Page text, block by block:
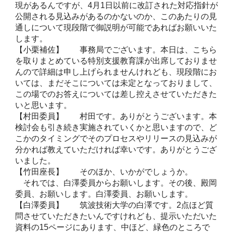
現があるんですが、4月1日以前に改訂された対応指針が
公開される見込みがあるのかないのか、このあたりの見
通しについて現段階で御説明が可能であればお願いいた
します。
【小栗補佐】 事務局でございます。本日は、こちら
を取りまとめている特別支援教育課が出席しておりませ
んので詳細は申し上げられませんけれども、現段階にお
いては、まだそこについては未定となっておりまして、
この場でのお答えについては差し控えさせていただきた
いと思います。
【村田委員】 村田です。ありがとうございます。本
検討会も引き続き実施されていくかと思いますので、ど
こかのタイミングでそのプロセスやリリースの見込みが
分かれば教えていただければ幸いです。ありがとうござ
いました。
【竹田座長】 そのほか、いかがでしょうか。
それでは、白澤委員からお願いします。その後、殿岡
委員、お願いします。白澤委員、お願いします。
【白澤委員】 筑波技術大学の白澤です。2点ほど質
問させていただきたいんですけれども、提示いただいた
資料の15ページにあります、中ほど、緑色のところで